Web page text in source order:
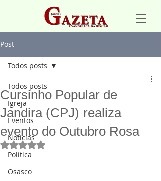
Post
Todos posts
Igreja
Eventos
Notícias
Política
Osasco
Todos posts
Cursinho Popular de
Jandira (CPJ) realiza
evento do Outubro Rosa
Avaliado com NaN de 5 estrelas.